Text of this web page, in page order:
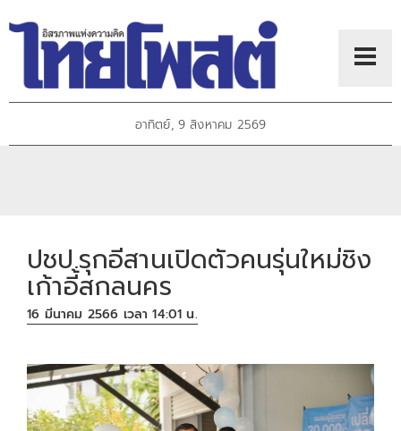
อาทิตย์, 9 สิงหาคม 2569
ปชป.รุกอีสานเปิดตัวคนรุ่นใหม่ชิง
เก้าอี้สกลนคร
16 มีนาคม 2566 เวลา 14:01 น.